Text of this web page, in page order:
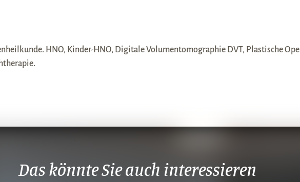
HNO, Kinder-HNO, Digitale Volumentomographie DVT, Plastische
Das könnte Sie auch interessieren